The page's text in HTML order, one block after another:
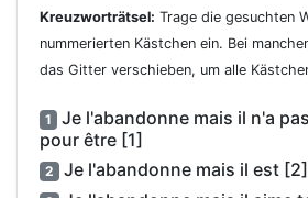
Kreuzworträtsel: Trage die gesuchten
nummerierten Kästchen ein. Bei
das Gitter verschieben, um alle
1 Je l'abandonne mais il n'a
pour être [1]
2 Je l'abandonne mais il est